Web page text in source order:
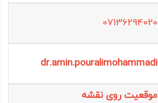
07136294020
dr.amin.pouralimohammadi
موقعیت روی نقشه